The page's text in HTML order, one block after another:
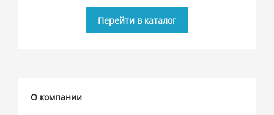
Перейти в каталог
О компании